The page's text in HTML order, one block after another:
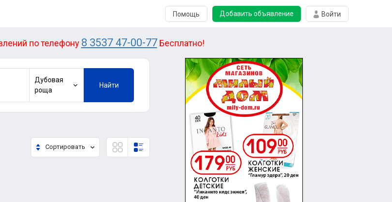
Помощь Добавить объявление Войти
по телефону 8 3537 47-00-77Бесплатно!
Дубовая
роща
Найти
Сортировать